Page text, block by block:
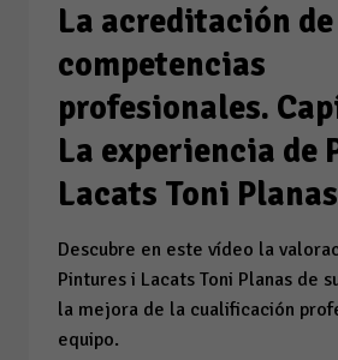
La acreditación
competencias
profesionales.
La experiencia de
Lacats Toni Planas
Descubre en este vídeo la
Pintures i Lacats Toni Planas de
la mejora de la cualificación
equipo.